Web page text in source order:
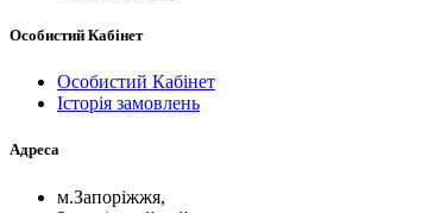
Особистий Кабінет
Особистий Кабінет
Історія замовлень
Адреса
м.Запоріжжя,